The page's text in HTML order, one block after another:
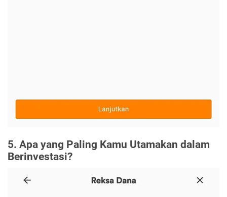
5. Apa yang Paling Kamu Utamakan dalam
Berinvestasi?